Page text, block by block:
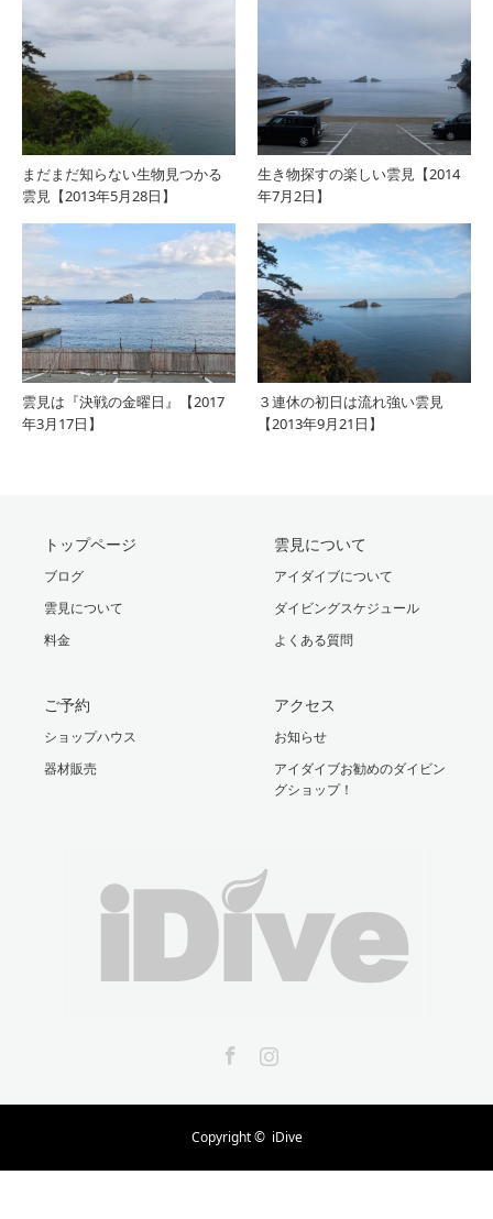
まだまだ知らない生物見つかる
雲見【2013年5月28日】
生き物探すの楽しい雲見【2014
年7月2日】
雲見は『決戦の金曜日』【2017
年3月17日】
３連休の初日は流れ強い雲見
【2013年9月21日】
トップページ
ブログ
雲見について
料金
雲見について
アイダイブについて
ダイビングスケジュール
よくある質問
ご予約
ショップハウス
器材販売
アクセス
お知らせ
アイダイブお勧めのダイビン
グショップ！
Copyright © iDive